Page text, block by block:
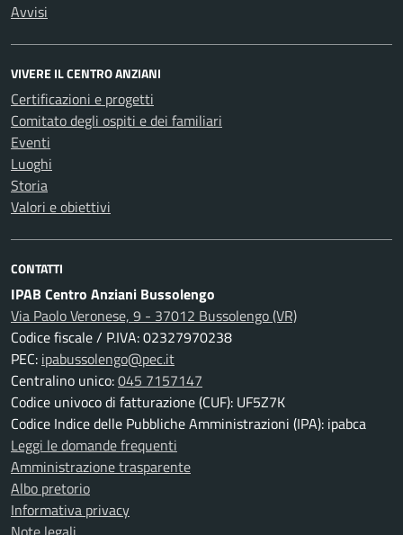
Avvisi
VIVERE IL CENTRO ANZIANI
Certificazioni e progetti
Comitato degli ospiti e dei familiari
Eventi
Luoghi
Storia
Valori e obiettivi
CONTATTI
IPAB Centro Anziani Bussolengo
Via Paolo Veronese, 9 - 37012 Bussolengo (VR)
Codice fiscale / P.IVA: 02327970238
PEC: ipabussolengo@pec.it
Centralino unico:045 7157147
Codice univoco di fatturazione (CUF): UF5Z7K
Codice Indice delle Pubbliche Amministrazioni (IPA): ipabca
Leggi le domande frequenti
Amministrazione trasparente
Albo pretorio
Informativa privacy